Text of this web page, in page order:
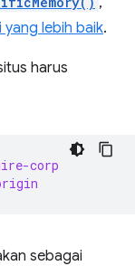
lebih baik.
harus
corp
sebagai